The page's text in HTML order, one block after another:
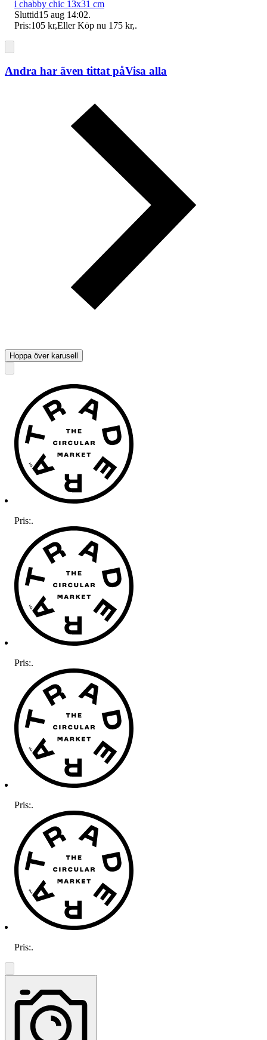
i chabby chic 13x31 cm
Sluttid15 aug 14:02.
Pris:105 kr,Eller Köp nu 175 kr,.
Andra har även tittat påVisa alla
Hoppa över karusell
Pris:.
Pris:.
Pris:.
Pris:.